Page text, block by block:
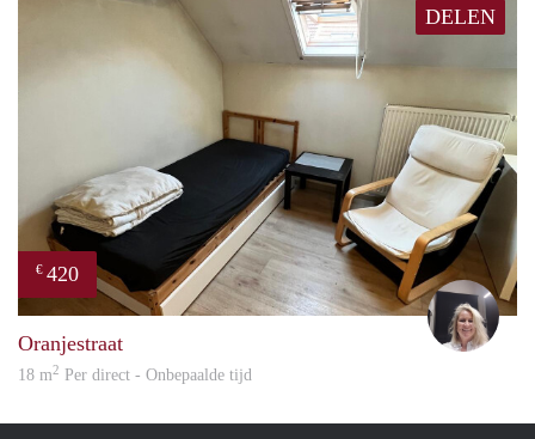
DELEN
€ 420
Evi
Oranjestraat
18 m2 Per direct - Onbepaalde tijd